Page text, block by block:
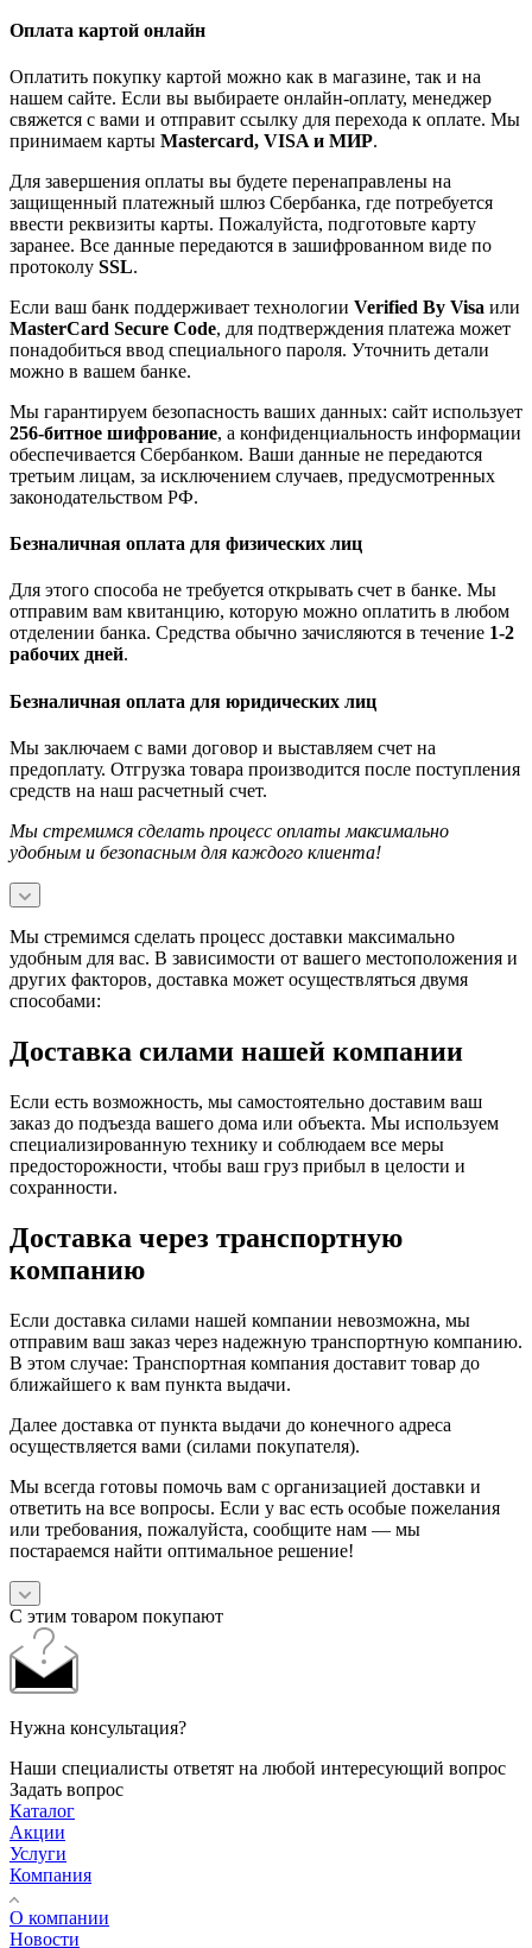
Оплата картой онлайн
Оплатить покупку картой можно как в магазине, так и на
нашем сайте. Если вы выбираете онлайн-оплату, менеджер
свяжется с вами и отправит ссылку для перехода к оплате. Мы
принимаем карты Mastercard, VISA и МИР.
Для завершения оплаты вы будете перенаправлены на
защищенный платежный шлюз Сбербанка, где потребуется
ввести реквизиты карты. Пожалуйста, подготовьте карту
заранее. Все данные передаются в зашифрованном виде по
протоколу SSL.
Если ваш банк поддерживает технологии Verified By Visa или
MasterCard Secure Code, для подтверждения платежа может
понадобиться ввод специального пароля. Уточнить детали
можно в вашем банке.
Мы гарантируем безопасность ваших данных: сайт использует
256-битное шифрование, а конфиденциальность информации
обеспечивается Сбербанком. Ваши данные не передаются
третьим лицам, за исключением случаев, предусмотренных
законодательством РФ.
Безналичная оплата для физических лиц
Для этого способа не требуется открывать счет в банке. Мы
отправим вам квитанцию, которую можно оплатить в любом
отделении банка. Средства обычно зачисляются в течение 1-2
рабочих дней.
Безналичная оплата для юридических лиц
Мы заключаем с вами договор и выставляем счет на
предоплату. Отгрузка товара производится после поступления
средств на наш расчетный счет.
Мы стремимся сделать процесс оплаты максимально
удобным и безопасным для каждого клиента!
Мы стремимся сделать процесс доставки максимально
удобным для вас. В зависимости от вашего местоположения и
других факторов, доставка может осуществляться двумя
способами:
Доставка силами нашей компании
Если есть возможность, мы самостоятельно доставим ваш
заказ до подъезда вашего дома или объекта. Мы используем
специализированную технику и соблюдаем все меры
предосторожности, чтобы ваш груз прибыл в целости и
сохранности.
Доставка через транспортную
компанию
Если доставка силами нашей компании невозможна, мы
отправим ваш заказ через надежную транспортную компанию.
В этом случае: Транспортная компания доставит товар до
ближайшего к вам пункта выдачи.
Далее доставка от пункта выдачи до конечного адреса
осуществляется вами (силами покупателя).
Мы всегда готовы помочь вам с организацией доставки и
ответить на все вопросы. Если у вас есть особые пожелания
или требования, пожалуйста, сообщите нам — мы
постараемся найти оптимальное решение!
С этим товаром покупают
Нужна консультация?
Наши специалисты ответят на любой интересующий вопрос
Задать вопрос
Каталог
Акции
Услуги
Компания
О компании
Новости